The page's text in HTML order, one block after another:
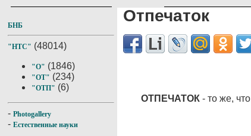
БНБ
"НТС" (48014)
"О" (1846)
"ОТ" (234)
"ОТП" (6)
- Photogallery
- Естественные науки
Отпечаток
ОТПЕЧАТОК - то же, что